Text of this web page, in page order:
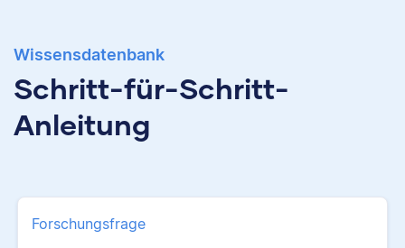
Wissensdatenbank
Schritt-für-Schritt-
Anleitung
Forschungsfrage